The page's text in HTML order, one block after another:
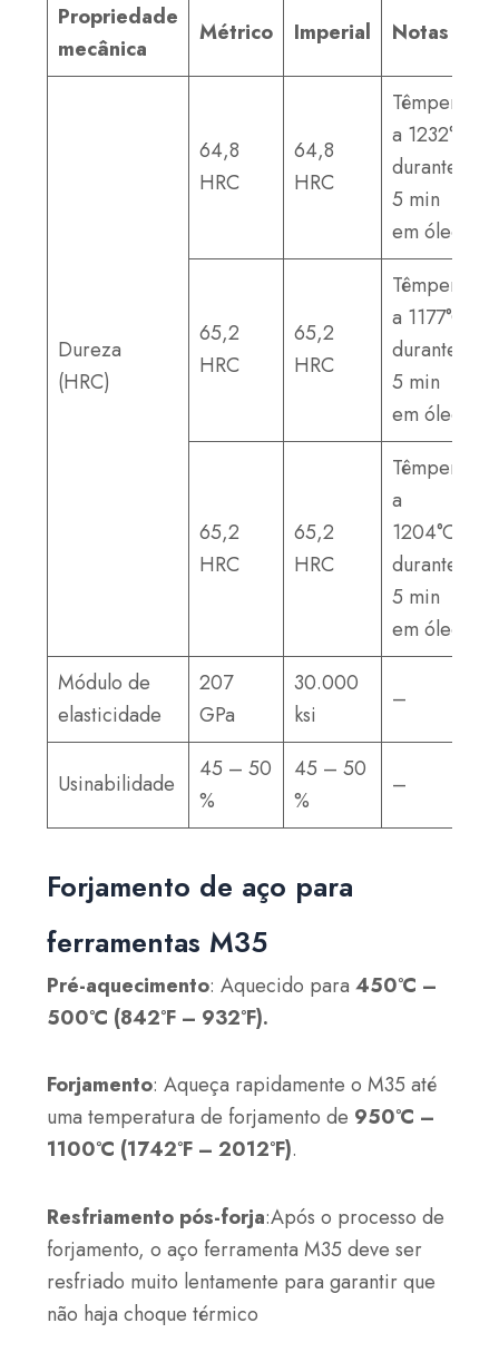
Propriedade
mecânica
Métrico Imperial Notas
Dureza
(HRC)
64,8
HRC
64,8
HRC
Têmpera
a 1232°C
durante
5 min
em óleo
65,2
HRC
65,2
HRC
Têmpera
a 1177°C
durante
5 min
em óleo
65,2
HRC
65,2
HRC
Têmpera
a
1204°C
durante
5 min
em óleo
Módulo de
elasticidade
207
GPa
30.000
ksi
–
Usinabilidade
45 – 50
%
45 – 50
%
–
Forjamento de aço para
ferramentas M35
Pré-aquecimento: Aquecido para450°C –
500°C (842°F – 932°F).
Forjamento: Aqueça rapidamente o M35 até
uma temperatura de forjamento de 950°C –
1100°C (1742°F – 2012°F).
Resfriamento pós-forja:Após o processo de
forjamento, o aço ferramenta M35 deve ser
resfriado muito lentamente para garantir que
não haja choque térmico